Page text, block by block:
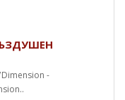
-